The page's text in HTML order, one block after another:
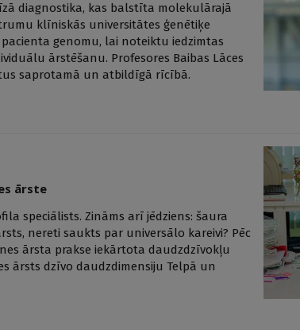
diagnostika, kas balstīta molekulārajā
klīniskās universitātes ģenētiķe
pacienta genomu, lai noteiktu iedzimtas
ārstēšanu. Profesores Baibas Lāces
saprotamā un atbildīgā rīcībā.
ārste
speciālists. Zināms arī jēdziens: šaura
nereti saukts par universālo kareivi? Pēc
ārsta prakse iekārtota daudzdzīvokļu
ārsts dzīvo daudzdimensiju Telpā un